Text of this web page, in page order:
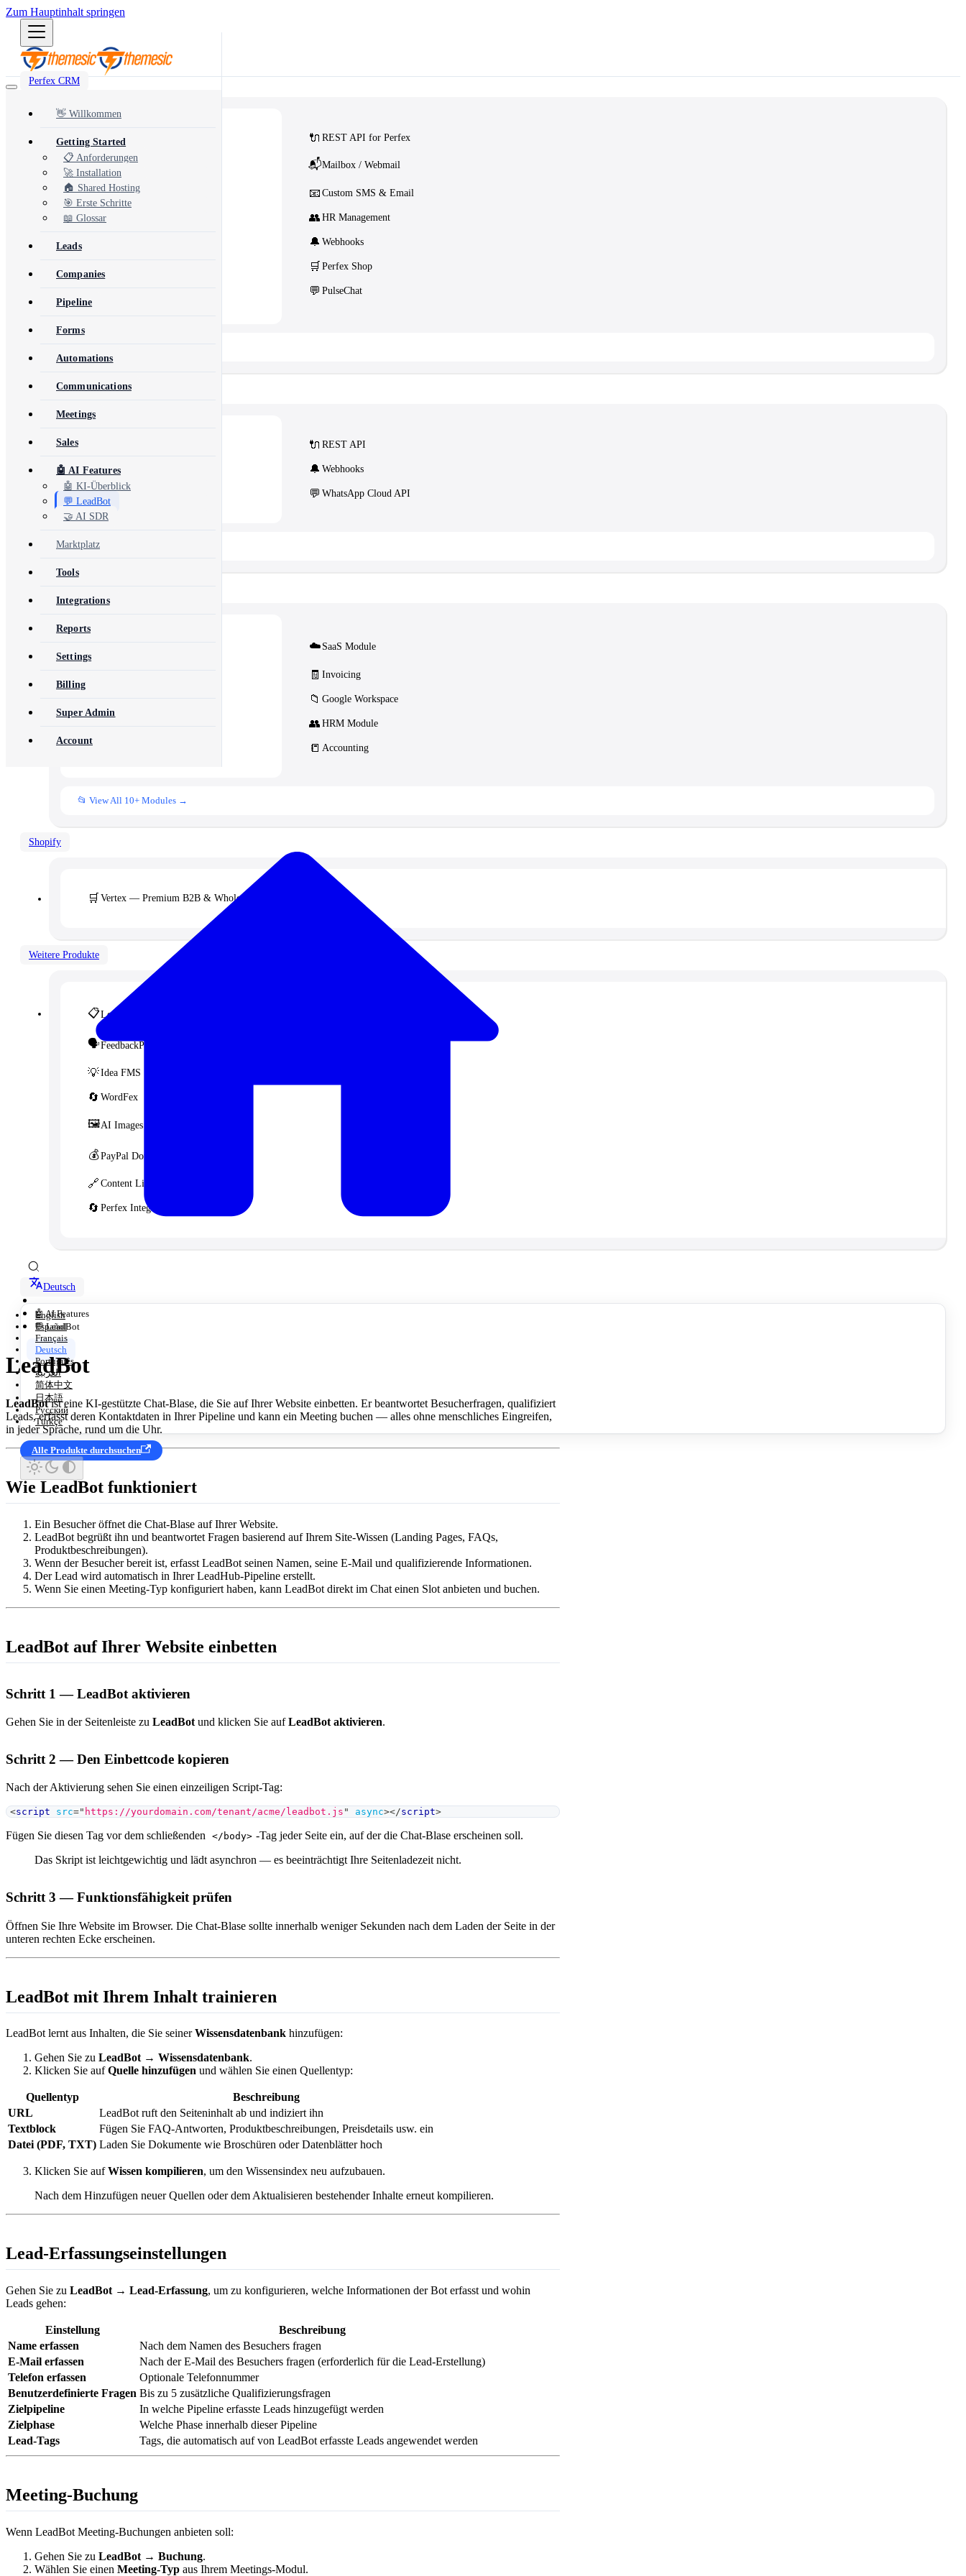
Zum Hauptinhalt springen
Perfex CRM
Most popular modules and add-ons
🔗Integrations
Third-party services & APIs
⚙️Automation & Tools
Workflow automation & dev tools
🎨Themes & Security
UI customization & protection
🔌 REST API for Perfex
📬Mailbox / Webmail
📧 Custom SMS & Email
👥 HR Management
🔔 Webhooks
🛒 Perfex Shop
💬 PulseChat
Rise CRM
Security and third-party tools
🔌 REST API
🔔 Webhooks
💬 WhatsApp Cloud API
📂 View All 5 Plugins →
📊
☁️ SaaS Module
🧾 Invoicing
📁 Google Workspace
👥 HRM Module
📒 Accounting
📂 View All 10+ Modules →
Shopify
🛒 Vertex — Premium B2B & Wholesale Theme
Weitere Produkte
📋LeadHub SaaS
🗣️FeedbackPulse SaaS
💡Idea FMS
🔄 WordFex
🖼️AI Images
💰PayPal Donation CF7
🔗 Content Linker
🔄 Perfex Integration for WHMCS
Deutsch
English
Español
Français
Deutsch
Português
العربية
简体中文
日本語
Русский
Türkçe
Alle Produkte durchsuchen
👋 Willkommen
Getting Started
📋 Anforderungen
🚀 Installation
🏠 Shared Hosting
🎯 Erste Schritte
📖 Glossar
Leads
Companies
Pipeline
Forms
Automations
Communications
Meetings
Sales
🤖 AI Features
🤖 KI-Überblick
💬 LeadBot
🤝 AI SDR
Marktplatz
Tools
Integrations
Reports
Settings
Billing
Super Admin
Account
🤖 AI Features
💬 LeadBot
LeadBot
LeadBotist eine KI-gestützte Chat-Blase, die Sie auf Ihrer Website einbetten. Er beantwortet Besucherfragen, qualifiziert
Leads, erfasst deren Kontaktdaten in Ihrer Pipeline und kann ein Meeting buchen — alles ohne menschliches Eingreifen,
in jeder Sprache, rund um die Uhr.
Wie LeadBot funktioniert
Ein Besucher öffnet die Chat-Blase auf Ihrer Website.
LeadBot begrüßt ihn und beantwortet Fragen basierend auf Ihrem Site-Wissen (Landing Pages, FAQs,
Produktbeschreibungen).
Wenn der Besucher bereit ist, erfasst LeadBot seinen Namen, seine E-Mail und qualifizierende Informationen.
Der Lead wird automatisch in Ihrer LeadHub-Pipeline erstellt.
Wenn Sie einen Meeting-Typ konfiguriert haben, kann LeadBot direkt im Chat einen Slot anbieten und buchen.
LeadBot auf Ihrer Website einbetten
Schritt 1 — LeadBot aktivieren
Gehen Sie in der Seitenleiste zu LeadBot und klicken Sie aufLeadBot aktivieren.
Schritt 2 — Den Einbettcode kopieren
Nach der Aktivierung sehen Sie einen einzeiligen Script-Tag:
<script src=" https://yourdomain.com/tenant/acme/leadbot.js " async></script>
Fügen Sie diesen Tag vor dem schließenden </body> -Tag jeder Seite ein, auf der die Chat-Blase erscheinen soll.
Das Skript ist leichtgewichtig und lädt asynchron — es beeinträchtigt Ihre Seitenladezeit nicht.
Schritt 3 — Funktionsfähigkeit prüfen
Öffnen Sie Ihre Website im Browser. Die Chat-Blase sollte innerhalb weniger Sekunden nach dem Laden der Seite in der
unteren rechten Ecke erscheinen.
LeadBot mit Ihrem Inhalt trainieren
LeadBot lernt aus Inhalten, die Sie seinerWissensdatenbank hinzufügen:
Gehen Sie zu LeadBot → Wissensdatenbank.
Klicken Sie aufQuelle hinzufügen und wählen Sie einen Quellentyp:
Quellentyp
Beschreibung
URL
LeadBot ruft den Seiteninhalt ab und indiziert ihn
Textblock
Fügen Sie FAQ-Antworten, Produktbeschreibungen, Preisdetails usw. ein
Datei (PDF, TXT) Laden Sie Dokumente wie Broschüren oder Datenblätter hoch
Klicken Sie aufWissen kompilieren, um den Wissensindex neu aufzubauen.
Nach dem Hinzufügen neuer Quellen oder dem Aktualisieren bestehender Inhalte erneut kompilieren.
Lead-Erfassungseinstellungen
Gehen Sie zu LeadBot → Lead-Erfassung, um zu konfigurieren, welche Informationen der Bot erfasst und wohin
Leads gehen:
Einstellung
Beschreibung
Name erfassen
Nach dem Namen des Besuchers fragen
E-Mail erfassen
Nach der E-Mail des Besuchers fragen (erforderlich für die Lead-Erstellung)
Telefon erfassen
Optionale Telefonnummer
Benutzerdefinierte Fragen Bis zu 5 zusätzliche Qualifizierungsfragen
Zielpipeline
In welche Pipeline erfasste Leads hinzugefügt werden
Zielphase
Welche Phase innerhalb dieser Pipeline
Lead-Tags
Tags, die automatisch auf von LeadBot erfasste Leads angewendet werden
Meeting-Buchung
Wenn LeadBot Meeting-Buchungen anbieten soll:
Gehen Sie zu LeadBot → Buchung.
Wählen Sie einen Meeting-Typ aus Ihrem Meetings-Modul.